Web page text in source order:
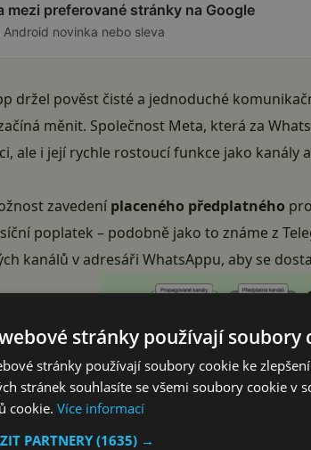
mezi preferované stránky na Google
novinka nebo sleva
držel pověst čisté a jednoduché
měnit. Společnost Meta, která za
ale i její rychle rostoucí funkce jako kanály
zavedení placeného předplatného
poplatek – podobně jako to známe z
kanálů v adresáři WhatsAppu, aby se
stránky používají soubory
stránky používají soubory cookie ke
stránek souhlasíte se všemi soubory cookie v
cookie. Více informací
PARTNERY(1635) →